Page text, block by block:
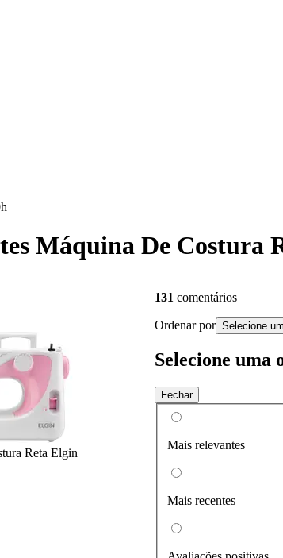
Máquina De
Reta Elgin
131 comentários
Ordenar por Selecione
Selecione uma
Fechar
Mais relevantes
Mais recentes